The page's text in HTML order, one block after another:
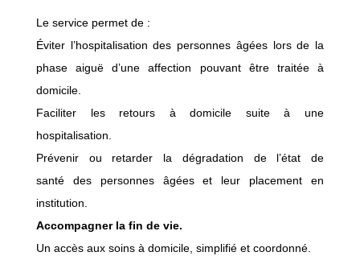
Le service permet de :
Éviter l’hospitalisation des personnes âgées lors de la
phase aiguë d’une affection pouvant être traitée à
domicile.
Faciliter les retours à domicile suite à une
hospitalisation.
Prévenir ou retarder la dégradation de l’état de
santé des personnes âgées et leur placement en
institution.
Accompagner la fin de vie.
Un accès aux soins à domicile, simplifié et coordonné.